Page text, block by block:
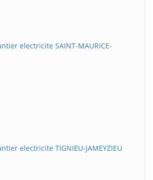
electricite SAINT-MAURICE-
electricite TIGNIEU-JAMEYZIEU